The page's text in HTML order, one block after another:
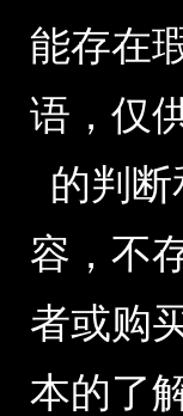
能存在
语，仅
的判
容，不
者或购
本的了